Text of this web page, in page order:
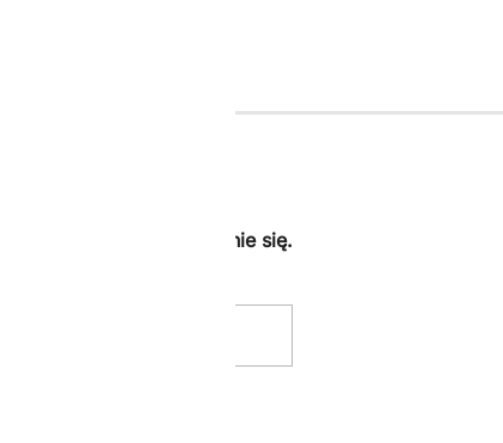
dodatkowe za zapisanie się.